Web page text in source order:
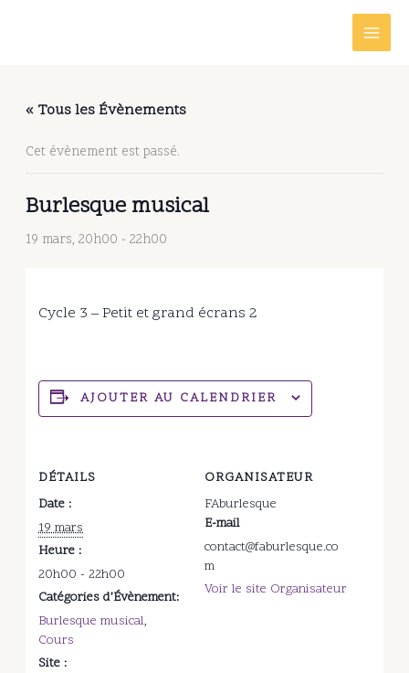
« Tous les Évènements
Cet évènement est passé.
Burlesque musical
19 mars, 20h00 - 22h00
Cycle 3 – Petit et grand écrans 2
AJOUTER AU CALENDRIER
DÉTAILS
Date :
19 mars
Heure :
20h00 - 22h00
Catégories d’Évènement:
Burlesque musical,
Cours
Site :
ORGANISATEUR
FAburlesque
E-mail
contact@faburlesque.co
m
Voir le site Organisateur